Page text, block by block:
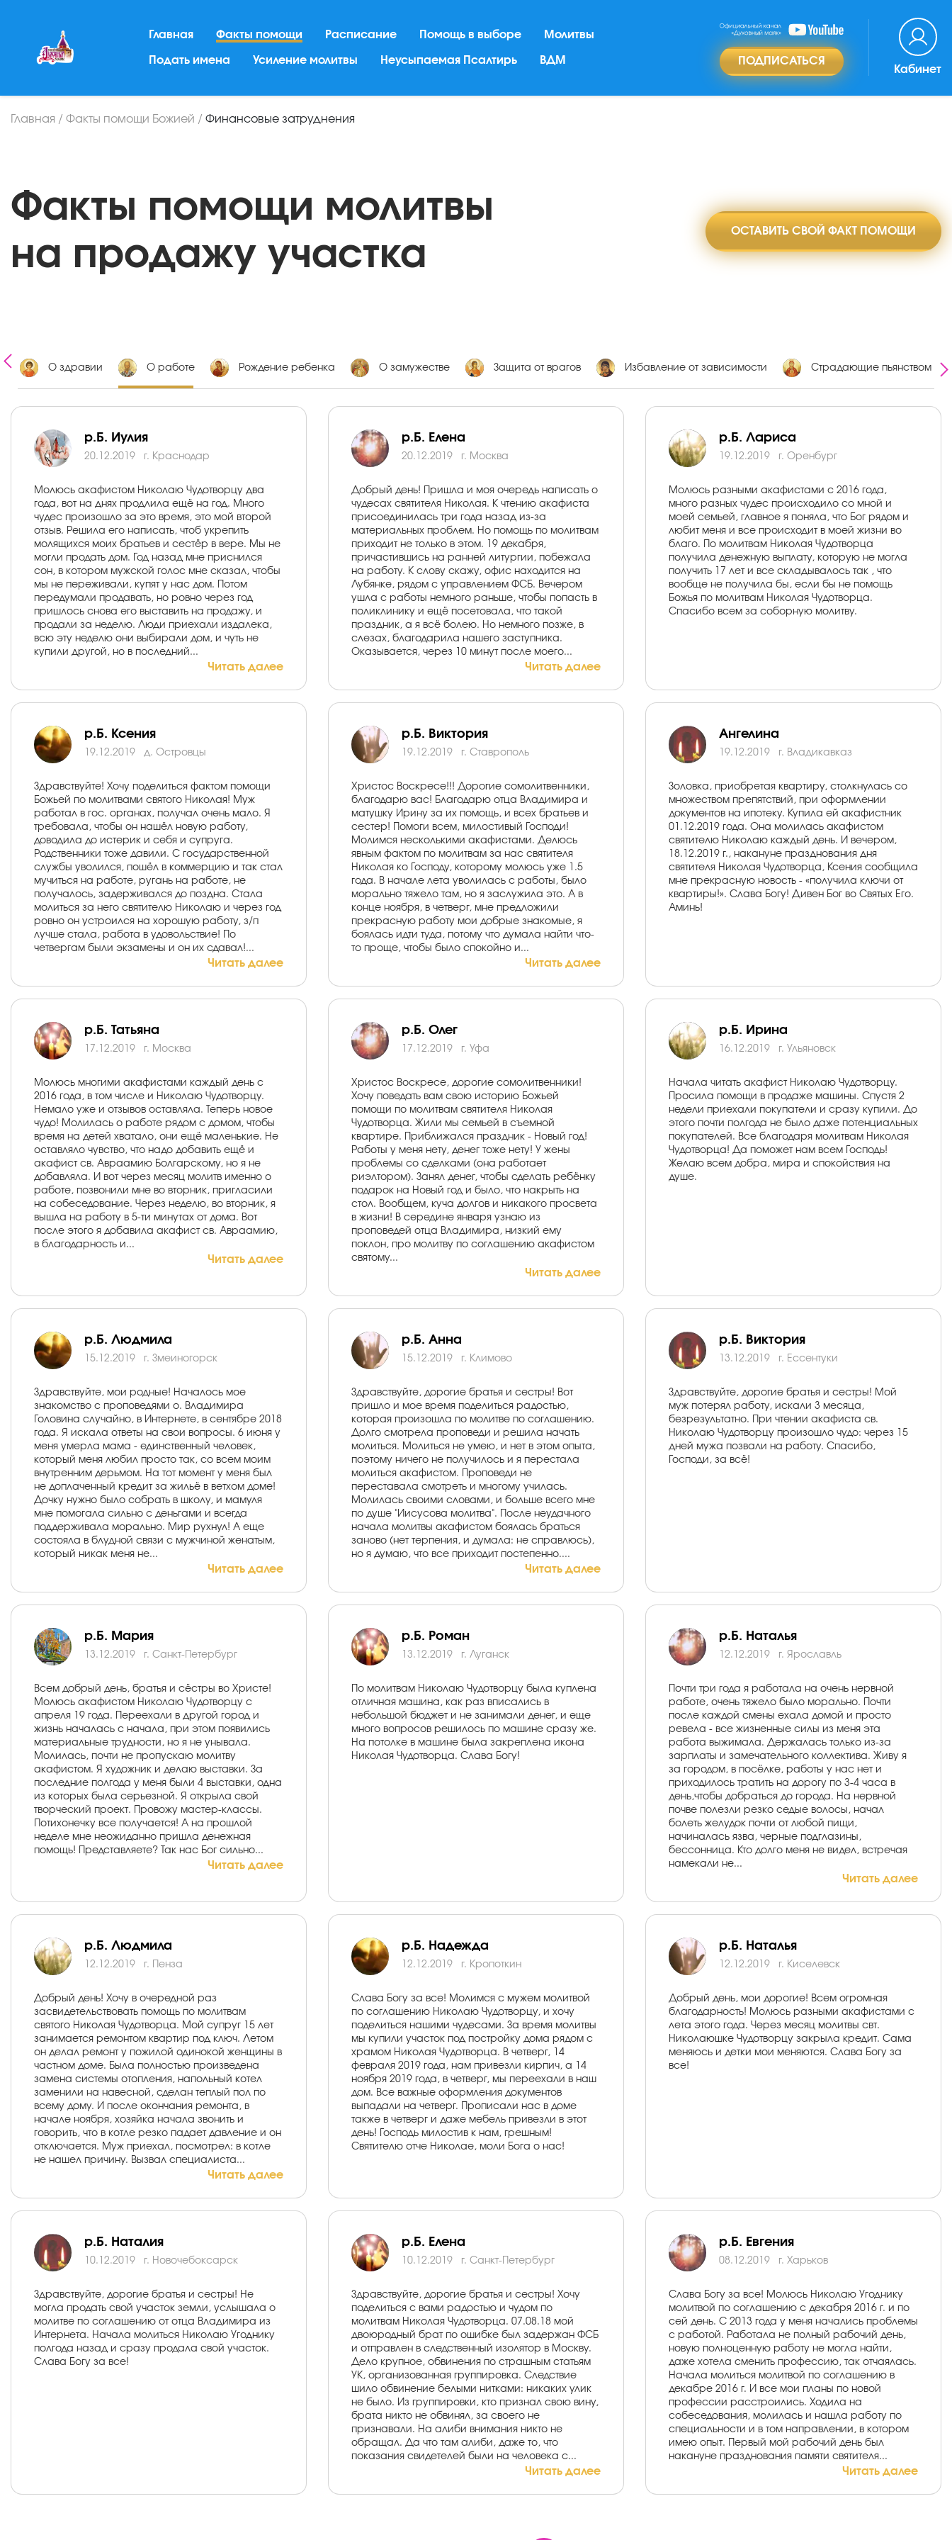
Главная Факты помощи Расписание Помощь в выборе Молитвы
Подать имена Усиление молитвы Неусыпаемая Псалтирь ВДМ ПОДПИСАТЬСЯ
Кабинет
Главная / Факты помощи Божией / Финансовые затруднения
Факты помощи молитвы
на продажу участка
ОСТАВИТЬ СВОЙ ФАКТ ПОМОЩИ
О здравии О работе Рождение ребенка О замужестве Защита от врагов Избавление от зависимости Страдающие пьянством
р.Б. Иулия
20.12.2019 г. Краснодар
Молюсь акафистом Николаю Чудотворцу два
года, вот на днях продлила ещё на год. Много
чудес произошло за это время, это мой второй
отзыв. Решила его написать, чтоб укрепить
молящихся моих братьев и сестёр в вере. Мы не
могли продать дом. Год назад мне приснился
сон, в котором мужской голос мне сказал, чтобы
мы не переживали, купят у нас дом. Потом
передумали продавать, но ровно через год
пришлось снова его выставить на продажу, и
продали за неделю. Люди приехали издалека,
всю эту неделю они выбирали дом, и чуть не
купили другой, но в последний...
Читать далее
р.Б. Елена
20.12.2019 г. Москва
Добрый день! Пришла и моя очередь написать о
чудесах святителя Николая. К чтению акафиста
присоединилась три года назад из-за
материальных проблем. Но помощь по молитвам
приходит не только в этом. 19 декабря,
причастившись на ранней литургии, побежала
на работу. К слову скажу, офис находится на
Лубянке, рядом с управлением ФСБ. Вечером
ушла с работы немного раньше, чтобы попасть в
поликлинику и ещё посетовала, что такой
праздник, а я всё болею. Но немного позже, в
слезах, благодарила нашего заступника.
Оказывается, через 10 минут после моего...
Читать далее
р.Б. Лариса
19.12.2019 г. Оренбург
Молюсь разными акафистами с 2016 года,
много разных чудес происходило со мной и
моей семьей, главное я поняла, что Бог рядом и
любит меня и все происходит в моей жизни во
благо. По молитвам Николая Чудотворца
получила денежную выплату, которую не могла
получить 17 лет и все складывалось так , что
вообще не получила бы, если бы не помощь
Божья по молитвам Николая Чудотворца.
Спасибо всем за соборную молитву.
р.Б. Ксения
19.12.2019 д. Островцы
Здравствуйте! Хочу поделиться фактом помощи
Божьей по молитвами святого Николая! Муж
работал в гос. органах, получал очень мало. Я
требовала, чтобы он нашёл новую работу,
доводила до истерик и себя и супруга.
Родственники тоже давили. С государственной
службы уволился, пошёл в коммерцию и так стал
мучиться на работе, ругань на работе, не
получалось, задерживался до поздна. Стала
молиться за него святителю Николаю и через год
ровно он устроился на хорошую работу, з/п
лучше стала, работа в удовольствие! По
четвергам были экзамены и он их сдавал!...
Читать далее
р.Б. Виктория
19.12.2019 г. Ставрополь
Христос Воскресе!!! Дорогие сомолитвенники,
благодарю вас! Благодарю отца Владимира и
матушку Ирину за их помощь, и всех братьев и
сестер! Помоги всем, милостивый Господи!
Молимся несколькими акафистами. Делюсь
явным фактом по молитвам за нас святителя
Николая ко Господу, которому молюсь уже 1.5
года. В начале лета уволилась с работы, было
морально тяжело там, но я заслужила это. А в
конце ноября, в четверг, мне предложили
прекрасную работу мои добрые знакомые, я
боялась идти туда, потому что думала найти что-
то проще, чтобы было спокойно и...
Читать далее
Ангелина
19.12.2019 г. Владикавказ
Золовка, приобретая квартиру, столкнулась со
множеством препятствий, при оформлении
документов на ипотеку. Купила ей акафистник
01.12.2019 года. Она молилась акафистом
святителю Николаю каждый день. И вечером,
18.12.2019 г., накануне празднования дня
святителя Николая Чудотворца, Ксения сообщила
мне прекрасную новость - «получила ключи от
квартиры!». Слава Богу! Дивен Бог во Святых Его.
Аминь!
р.Б. Татьяна
17.12.2019 г. Москва
Молюсь многими акафистами каждый день с
2016 года, в том числе и Николаю Чудотворцу.
Немало уже и отзывов оставляла. Теперь новое
чудо! Молилась о работе рядом с домом, чтобы
время на детей хватало, они ещё маленькие. Не
оставляло чувство, что надо добавить ещё и
акафист св. Авраамию Болгарскому, но я не
добавляла. И вот через месяц молитв именно о
работе, позвонили мне во вторник, пригласили
на собеседование. Через неделю, во вторник, я
вышла на работу в 5-ти минутах от дома. Вот
после этого я добавила акафист св. Авраамию,
в благодарность и...
Читать далее
р.Б. Олег
17.12.2019 г. Уфа
Христос Воскресе, дорогие сомолитвенники!
Хочу поведать вам свою историю Божьей
помощи по молитвам святителя Николая
Чудотворца. Жили мы семьей в съемной
квартире. Приближался праздник - Новый год!
Работы у меня нету, денег тоже нету! У жены
проблемы со сделками (она работает
риэлтором). Занял денег, чтобы сделать ребёнку
подарок на Новый год и было, что накрыть на
стол. Вообщем, куча долгов и никакого просвета
в жизни! В середине января узнаю из
проповедей отца Владимира, низкий ему
поклон, про молитву по соглашению акафистом
святому...
Читать далее
р.Б. Ирина
16.12.2019 г. Ульяновск
Начала читать акафист Николаю Чудотворцу.
Просила помощи в продаже машины. Спустя 2
недели приехали покупатели и сразу купили. До
этого почти полгода не было даже потенциальных
покупателей. Все благодаря молитвам Николая
Чудотворца! Да поможет нам всем Господь!
Желаю всем добра, мира и спокойствия на
душе.
р.Б. Людмила
15.12.2019 г. Змеиногорск
Здравствуйте, мои родные! Началось мое
знакомство с проповедями о. Владимира
Головина случайно, в Интернете, в сентябре 2018
года. Я искала ответы на свои вопросы. 6 июня у
меня умерла мама - единственный человек,
который меня любил просто так, со всем моим
внутренним дерьмом. На тот момент у меня был
не доплаченный кредит за жильё в ветхом доме!
Дочку нужно было собрать в школу, и мамуля
мне помогала сильно с деньгами и всегда
поддерживала морально. Мир рухнул! А еще
состояла в блудной связи с мужчиной женатым,
который никак меня не...
Читать далее
р.Б. Анна
15.12.2019 г. Климово
Здравствуйте, дорогие братья и сестры! Вот
пришло и мое время поделиться радостью,
которая произошла по молитве по соглашению.
Долго смотрела проповеди и решила начать
молиться. Молиться не умею, и нет в этом опыта,
поэтому ничего не получилось и я перестала
молиться акафистом. Проповеди не
переставала смотреть и многому училась.
Молилась своими словами, и больше всего мне
по душе "Иисусова молитва". После неудачного
начала молитвы акафистом боялась браться
заново (нет терпения, и думала: не справлюсь),
но я думаю, что все приходит постепенно....
Читать далее
р.Б. Виктория
13.12.2019 г. Ессентуки
Здравствуйте, дорогие братья и сестры! Мой
муж потерял работу, искали 3 месяца,
безрезультатно. При чтении акафиста св.
Николаю Чудотворцу произошло чудо: через 15
дней мужа позвали на работу. Спасибо,
Господи, за всё!
р.Б. Мария
13.12.2019 г. Санкт-Петербург
Всем добрый день, братья и сёстры во Христе!
Молюсь акафистом Николаю Чудотворцу с
апреля 19 года. Переехали в другой город и
жизнь началась с начала, при этом появились
материальные трудности, но я не унывала.
Молилась, почти не пропускаю молитву
акафистом. Я художник и делаю выставки. За
последние полгода у меня были 4 выставки, одна
из которых была серьезной. Я открыла свой
творческий проект. Провожу мастер-классы.
Потихонечку все получается! А на прошлой
неделе мне неожиданно пришла денежная
помощь! Представляете? Так нас Бог сильно...
Читать далее
р.Б. Роман
13.12.2019 г. Луганск
По молитвам Николаю Чудотворцу была куплена
отличная машина, как раз вписались в
небольшой бюджет и не занимали денег, и еще
много вопросов решилось по машине сразу же.
На потолке в машине была закреплена икона
Николая Чудотворца. Слава Богу!
р.Б. Наталья
12.12.2019 г. Ярославль
Почти три года я работала на очень нервной
работе, очень тяжело было морально. Почти
после каждой смены ехала домой и просто
ревела - все жизненные силы из меня эта
работа выжимала. Держалась только из-за
зарплаты и замечательного коллектива. Живу я
за городом, в посёлке, работы у нас нет и
приходилось тратить на дорогу по 3-4 часа в
день,чтобы добраться до города. На нервной
почве полезли резко седые волосы, начал
болеть желудок почти от любой пищи,
начиналась язва, черные подглазины,
бессонница. Кто долго меня не видел, встречая
намекали не...
Читать далее
р.Б. Людмила
12.12.2019 г. Пенза
Добрый день! Хочу в очередной раз
засвидетельствовать помощь по молитвам
святого Николая Чудотворца. Мой супруг 15 лет
занимается ремонтом квартир под ключ. Летом
он делал ремонт у пожилой одинокой женщины в
частном доме. Была полностью произведена
замена системы отопления, напольный котел
заменили на навесной, сделан теплый пол по
всему дому. И после окончания ремонта, в
начале ноября, хозяйка начала звонить и
говорить, что в котле резко падает давление и он
отключается. Муж приехал, посмотрел: в котле
не нашел причину. Вызвал специалиста...
Читать далее
р.Б. Надежда
12.12.2019 г. Кропоткин
Слава Богу за все! Молимся с мужем молитвой
по соглашению Николаю Чудотворцу, и хочу
поделиться нашими чудесами. За время молитвы
мы купили участок под постройку дома рядом с
храмом Николая Чудотворца. В четверг, 14
февраля 2019 года, нам привезли кирпич, а 14
ноября 2019 года, в четверг, мы переехали в наш
дом. Все важные оформления документов
выпадали на четверг. Прописали нас в доме
также в четверг и даже мебель привезли в этот
день! Господь милостив к нам, грешным!
Святителю отче Николае, моли Бога о нас!
р.Б. Наталья
12.12.2019 г. Киселевск
Добрый день, мои дорогие! Всем огромная
благодарность! Молюсь разными акафистами с
лета этого года. Через месяц молитвы свт.
Николаюшке Чудотворцу закрыла кредит. Сама
меняюсь и детки мои меняются. Слава Богу за
все!
р.Б. Наталия
10.12.2019 г. Новочебоксарск
Здравствуйте, дорогие братья и сестры! Не
могла продать свой участок земли, услышала о
молитве по соглашению от отца Владимира из
Интернета. Начала молиться Николаю Угоднику
полгода назад и сразу продала свой участок.
Слава Богу за все!
р.Б. Елена
10.12.2019 г. Санкт-Петербург
Здравствуйте, дорогие братья и сестры! Хочу
поделиться с вами радостью и чудом по
молитвам Николая Чудотворца. 07.08.18 мой
двоюродный брат по ошибке был задержан ФСБ
и отправлен в следственный изолятор в Москву.
Дело крупное, обвинения по страшным статьям
УК, организованная группировка. Следствие
шило обвинение белыми нитками: никаких улик
не было. Из группировки, кто признал свою вину,
брата никто не обвинял, за своего не
признавали. На алиби внимания никто не
обращал. Да что там алиби, даже то, что
показания свидетелей были на человека с...
Читать далее
р.Б. Евгения
08.12.2019 г. Харьков
Слава Богу за все! Молюсь Николаю Угоднику
молитвой по соглашению с декабря 2016 г. и по
сей день. С 2013 года у меня начались проблемы
с работой. Работала не полный рабочий день,
новую полноценную работу не могла найти,
даже хотела сменить профессию, так отчаялась.
Начала молиться молитвой по соглашению в
декабре 2016 г. И все мои планы по новой
профессии расстроились. Ходила на
собеседования, молилась и нашла работу по
специальности и в том направлении, в котором
имею опыт. Первый мой рабочий день был
накануне празднования памяти святителя...
Читать далее